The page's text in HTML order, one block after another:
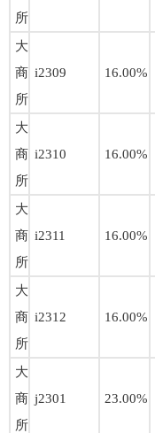
所
大
商
所
i2309 16.00%
大
商
所
i2310 16.00%
大
商
所
i2311 16.00%
大
商
所
i2312 16.00%
大
商
所
j2301 23.00%